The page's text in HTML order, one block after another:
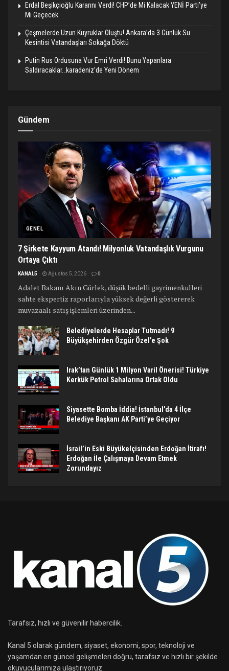
Erdal Beşikçioğlu Kararını Verdi! CHP’de Mi Kalacak YENİ Parti’ye
Mi Geçecek
Çeşmelerde Uzun Kuyruklar Oluştu! Ankara’da 3 Günlük Su
Kesintisi Vatandaşları Sokağa Döktü
Putin Rus Ordusuna Vur Emri Verdi! Bunu Yapanlara
Saldıracaklar…karadeniz’de Yeni Dönem
Gündem
GENEL
7 Şirkete Kayyum Atandı! Milyonluk Vatandaşlık Vurgunu
Ortaya Çıktı
KANAL5 Ağustos 5, 2026 0
Adalet Bakanı Akın Gürlek, düşük bedelli gayrimenkulleri
sahte ekspertiz raporlarıyla yüksek değerli göstererek
muvazaalı satış işlemleri üzerinden...
Belediyelerde Hesaplar Tutmadı! 9
Büyükşehirden Özgür Özel’e Şok
Irak’tan Günlük 1 Milyon Varil Önerisi! Türkiye
Kerkük Petrol Sahalarına Ortak Oldu
Siyasette Bomba İddia! İstanbul’da 4 İlçe
Belediye Başkanı AK Parti’ye Geçiyor
İsrail’in Eski Büyükelçisinden Erdoğan İtirafı!
Erdoğan İle Çalışmaya Devam Etmek
Zorundayız
Tarafsız, hızlı ve güvenilir habercilik.
Kanal 5 olarak gündem, siyaset, ekonomi, spor, teknoloji ve
yaşamdan en güncel gelişmeleri doğru, tarafsız ve hızlı bir şekilde
okuyucularımıza ulaştırıyoruz.